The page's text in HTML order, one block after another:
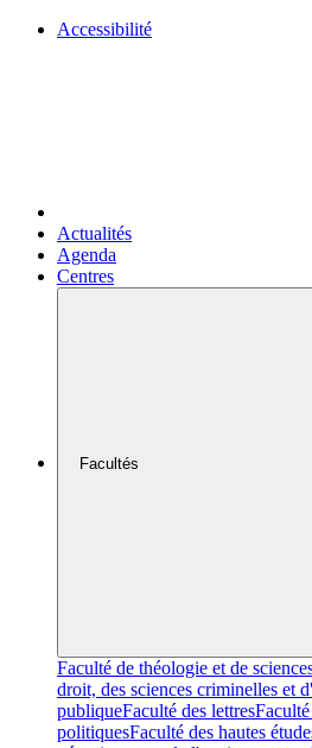
Accessibilité
Actualités
Agenda
Centres
Facultés
Faculté de théologie et de
droit, des sciences criminelles et
publiqueFaculté des lettres
politiquesFaculté des hautes